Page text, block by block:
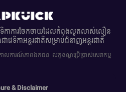
វេទិកាការចែកចាយដែលកំពុងលូតលាស់លឿន
េទិកាអន្តរជាតិ​សម្រាប់​ជំនាញ​អន្តរជាតិ
លការណ៍ភាពឯកជន លក្ខខណ្ឌប្រើប្រាស់សេវាកម្ម
& Disclaimer